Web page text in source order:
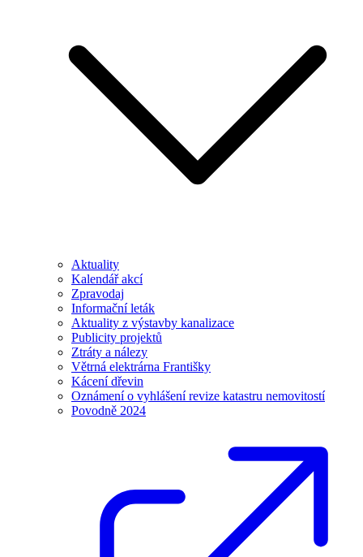
Aktuality
Kalendář akcí
Zpravodaj
Informační leták
Aktuality z výstavby kanalizace
Publicity projektů
Ztráty a nálezy
Větrná elektrárna Františky
Kácení dřevin
Oznámení o vyhlášení revize katastru nemovitostí
Povodně 2024